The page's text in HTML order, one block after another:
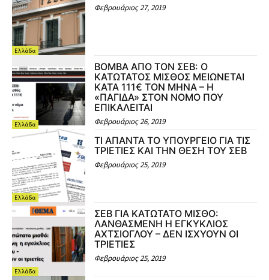
Ελλάδα
Φεβρουάριος 27, 2019
Ελλάδα
ΒΟΜΒΑ ΑΠΟ ΤΟΝ ΣΕΒ: Ο
ΚΑΤΩΤΑΤΟΣ ΜΙΣΘΟΣ ΜΕΙΩΝΕΤΑΙ
ΚΑΤΑ 111€ ΤΟΝ ΜΗΝΑ – Η
«ΠΑΓΙΔΑ» ΣΤΟΝ ΝΟΜΟ ΠΟΥ
ΕΠΙΚΑΛΕΙΤΑΙ
Φεβρουάριος 26, 2019
Ελλάδα
ΤΙ ΑΠΑΝΤΑ ΤΟ ΥΠΟΥΡΓΕΙΟ ΓΙΑ ΤΙΣ
ΤΡΙΕΤΙΕΣ ΚΑΙ ΤΗΝ ΘΕΣΗ ΤΟΥ ΣΕΒ
Φεβρουάριος 25, 2019
Ελλάδα
ΣΕΒ ΓΙΑ ΚΑΤΩΤΑΤΟ ΜΙΣΘΟ:
ΛΑΝΘΑΣΜΕΝΗ Η ΕΓΚΥΚΛΙΟΣ
ΑΧΤΣΙΟΓΛΟΥ – ΔΕΝ ΙΣΧΥΟΥΝ ΟΙ
ΤΡΙΕΤΙΕΣ
Φεβρουάριος 25, 2019